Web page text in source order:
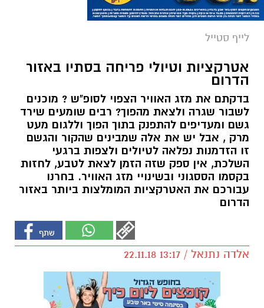
לייף סטייל
אטרקציות וטיולי פריחה בסתיו באזור
הדרום
בדקתם את מזג האוויר הצפוי לסופ"ש ? מוכנים
לשבור שגרה ולצאת מהפוך? רבים שומעים שירד
גשם ומעדיפים להתפנק בתוך הפוך וללגום מעט
מרק , אבל יש את אלה שמבינים שהקור והגשם
זו הזדמנות נפלאה לטיולים ולצפות ברגעי
השלכת, אין ספק שזה הזמן לצאת לטבע, לחזות
בקסמו הססגוני ובשינויי מזג האוויר. בחרנו
עבורכם את האטרקציות המומלצות ביותר באזור
הדרום
אלדה נתנאל / 13:17 22.11.18